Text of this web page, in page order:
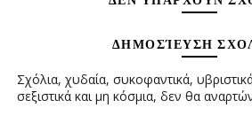
ΔΗΜΟΣΊΕΥΣΗ
Σχόλια, χυδαία, συκοφαντικά,
σεξιστικά και μη κόσμια, δεν θα